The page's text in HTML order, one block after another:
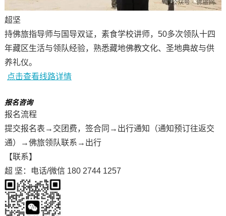
超坚
持佛旅指导师与国导双证，素食学校讲师， 50多次领队十四
年藏区生活与领队经验，熟悉藏地佛教文化、圣地典故与供
养礼仪。
点击查看线路详情
报名咨询
报名流程
提交报名表→交团费，签合同→出行通知（通知预订往返交
通）→佛旅领队联系→出行
【联系】
超 坚：电话/微信 180 2744 1257